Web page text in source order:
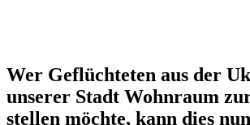
Wer Geflüchteten aus der
unserer Stadt Wohnraum
stellen möchte, kann dies